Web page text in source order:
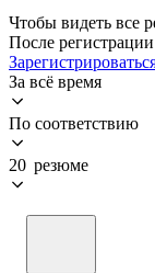
Чтобы видеть все
После
За всё время
По соответствию
20 резюме